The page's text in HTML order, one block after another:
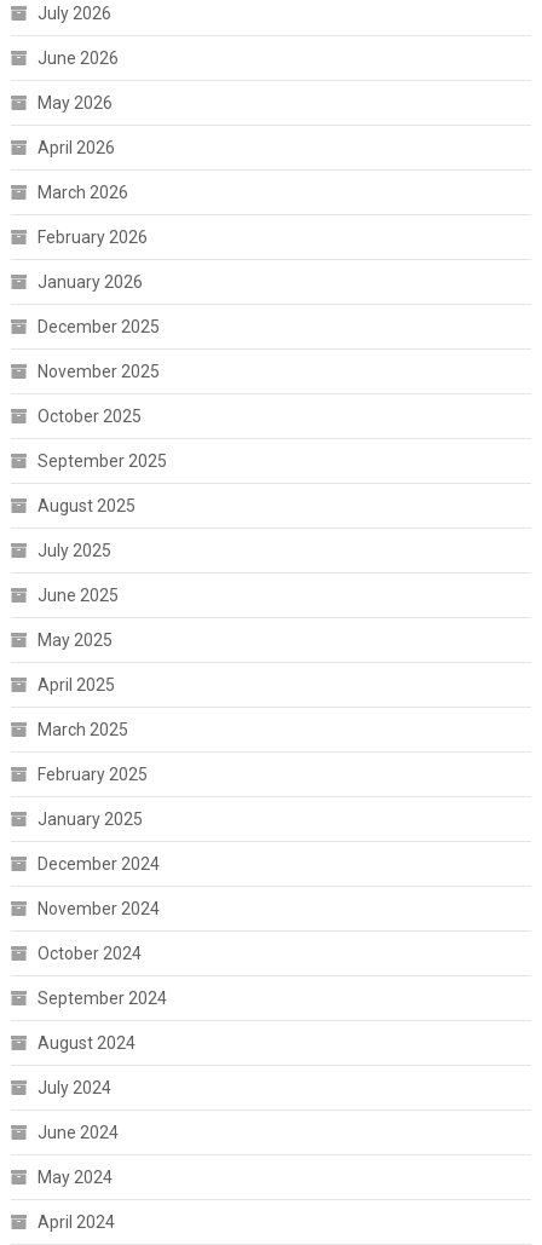
July 2026
June 2026
May 2026
April 2026
March 2026
February 2026
January 2026
December 2025
November 2025
October 2025
September 2025
August 2025
July 2025
June 2025
May 2025
April 2025
March 2025
February 2025
January 2025
December 2024
November 2024
October 2024
September 2024
August 2024
July 2024
June 2024
May 2024
April 2024